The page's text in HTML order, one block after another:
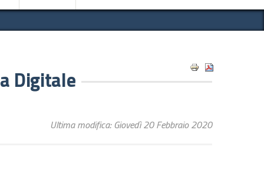
Digitale
Ultima modifica: Giovedì 20 Febbraio 2020